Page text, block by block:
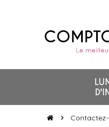
chevron_right